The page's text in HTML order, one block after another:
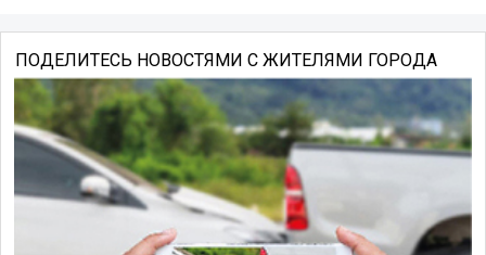
ПОДЕЛИТЕСЬ НОВОСТЯМИ С ЖИТЕЛЯМИ ГОРОДА